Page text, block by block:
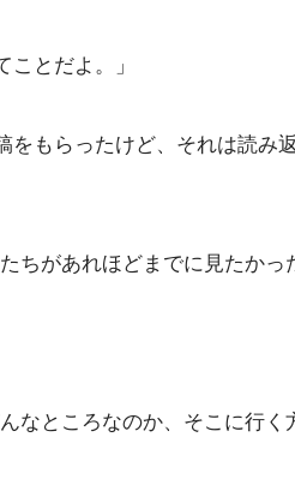
とだよ。」
もらったけど、それは読み返
ちがあれほどまでに見たか
なところなのか、そこに行